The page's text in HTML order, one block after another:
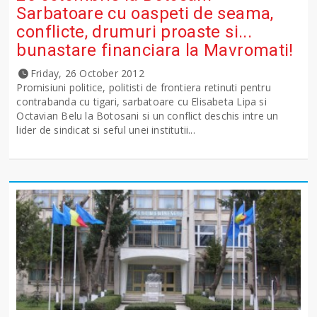
Sarbatoare cu oaspeti de seama,
conflicte, drumuri proaste si...
bunastare financiara la Mavromati!
Friday, 26 October 2012
Promisiuni politice, politisti de frontiera retinuti pentru
contrabanda cu tigari, sarbatoare cu Elisabeta Lipa si
Octavian Belu la Botosani si un conflict deschis intre un
lider de sindicat si seful unei institutii...